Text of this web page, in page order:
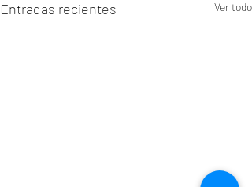
Entradas recientes Ver todo